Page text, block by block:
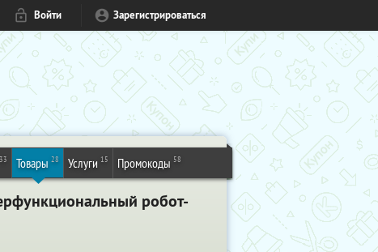
Войти Зарегистрироваться
33 Товары 28 Услуги 15 Промокоды 58
робот-